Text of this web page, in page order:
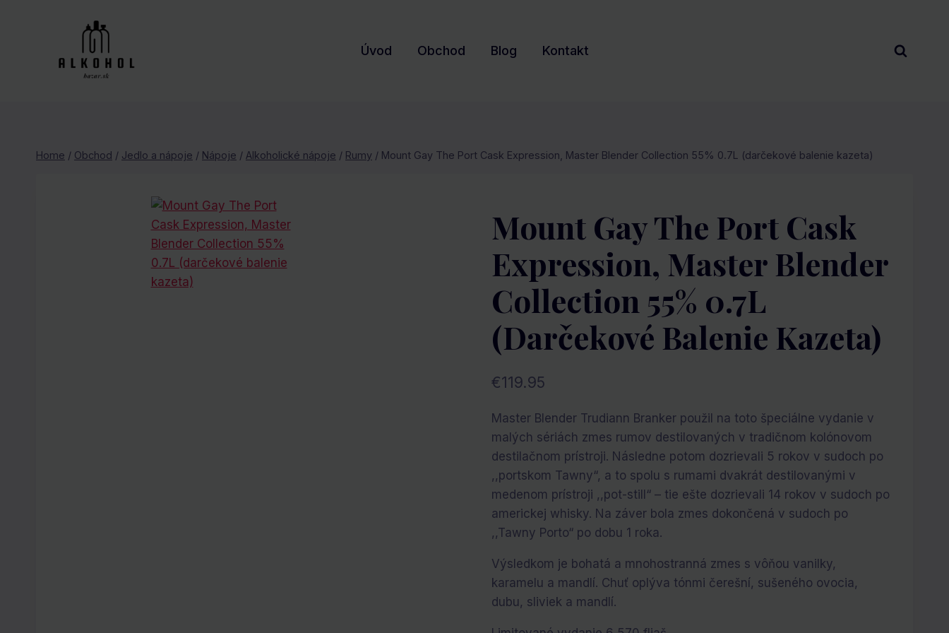
Úvod Obchod Blog Kontakt
Home / Obchod / Jedlo a nápoje / Nápoje / Alkoholické nápoje / Rumy / Mount Gay The Port Cask Expression, Master Blender Collection 55% 0.7L (darčekové balenie kazeta)
Mount Gay The Port Cask
Expression, Master Blender
Collection 55% 0.7L
(darčekové Balenie Kazeta)
€119.95
Master Blender Trudiann Branker použil na toto špeciálne vydanie v
malých sériách zmes rumov destilovaných v tradičnom kolónovom
destilačnom prístroji. Následne potom dozrievali 5 rokov v sudoch po
,,portskom Tawny“, a to spolu s rumami dvakrát destilovanými v
medenom prístroji ,,pot-still“ – tie ešte dozrievali 14 rokov v sudoch po
americkej whisky. Na záver bola zmes dokončená v sudoch po
,,Tawny Porto“ po dobu 1 roka.
Výsledkom je bohatá a mnohostranná zmes s vôňou vanilky,
karamelu a mandlí. Chuť oplýva tónmi čerešní, sušeného ovocia,
dubu, sliviek a mandlí.